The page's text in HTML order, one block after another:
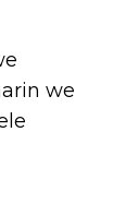
we